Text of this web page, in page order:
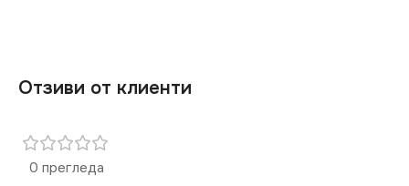
Отзиви от клиенти
0 прегледа